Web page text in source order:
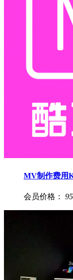
MV制作费用
会员价格：